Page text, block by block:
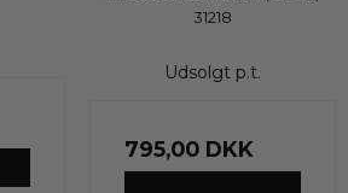
31218
Udsolgt p.t.
795,00 DKK